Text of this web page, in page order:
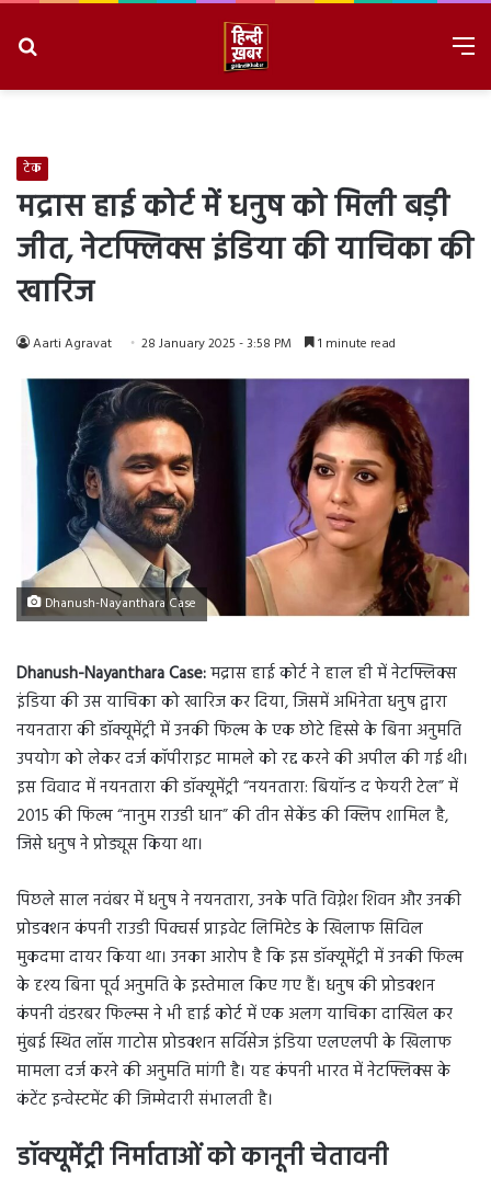
टेक
मद्रास हाई कोर्ट में धनुष को मिली बड़ी
जीत, नेटफ्लिक्स इंडिया की याचिका की
खारिज
Aarti Agravat 28 January 2025 - 3:58 PM 1 minute read
Dhanush-Nayanthara Case
Dhanush-Nayanthara Case:मद्रास हाई कोर्ट ने हाल ही में नेटफ्लिक्स
इंडिया की उस याचिका को खारिज कर दिया, जिसमें अभिनेता धनुष द्वारा
नयनतारा की डॉक्यूमेंट्री में उनकी फिल्म के एक छोटे हिस्से के बिना अनुमति
उपयोग को लेकर दर्ज कॉपीराइट मामले को रद्द करने की अपील की गई थी।
इस विवाद में नयनतारा की डॉक्यूमेंट्री “नयनतारा: बियॉन्ड द फेयरी टेल” में
2015 की फिल्म “नानुम राउडी धान” की तीन सेकेंड की क्लिप शामिल है,
जिसे धनुष ने प्रोड्यूस किया था।
पिछले साल नवंबर में धनुष ने नयनतारा, उनके पति विग्नेश शिवन और उनकी
प्रोडक्शन कंपनी राउडी पिक्चर्स प्राइवेट लिमिटेड के खिलाफ सिविल
मुकदमा दायर किया था। उनका आरोप है कि इस डॉक्यूमेंट्री में उनकी फिल्म
के दृश्य बिना पूर्व अनुमति के इस्तेमाल किए गए हैं। धनुष की प्रोडक्शन
कंपनी वंडरबर फिल्म्स ने भी हाई कोर्ट में एक अलग याचिका दाखिल कर
मुंबई स्थित लॉस गाटोस प्रोडक्शन सर्विसेज इंडिया एलएलपी के खिलाफ
मामला दर्ज करने की अनुमति मांगी है। यह कंपनी भारत में नेटफ्लिक्स के
कंटेंट इन्वेस्टमेंट की जिम्मेदारी संभालती है।
डॉक्यूमेंट्री निर्माताओं को कानूनी चेतावनी